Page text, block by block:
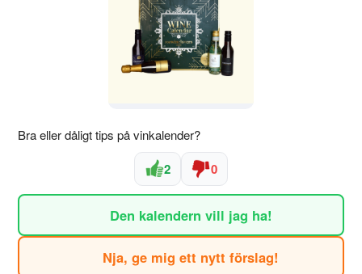
Bra eller dåligt tips på vinkalender?
2 0
Den kalendern vill jag ha!
Nja, ge mig ett nytt förslag!